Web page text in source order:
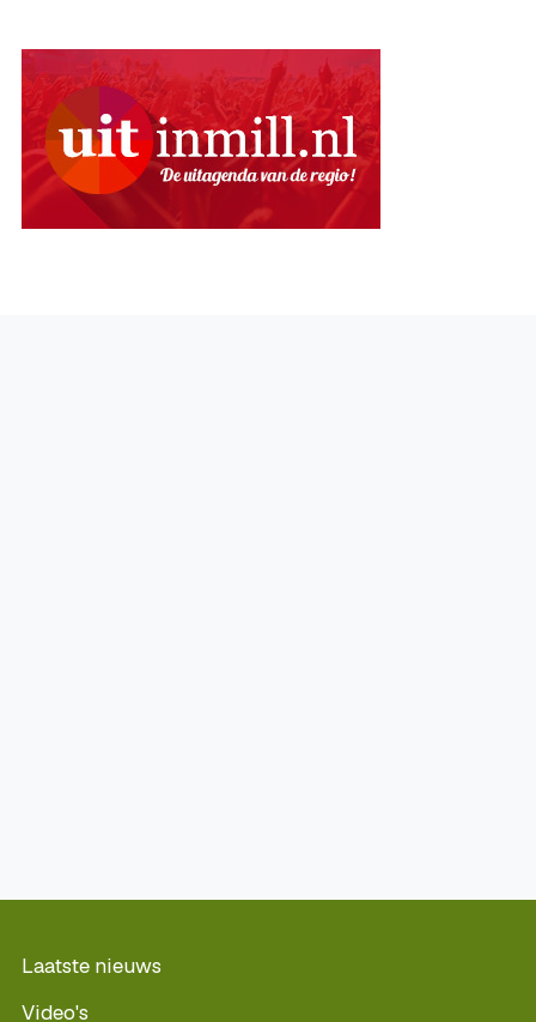
Laatste nieuws
Video's